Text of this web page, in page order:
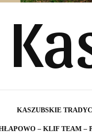
KASZUBSKIE
– KLIF TEAM –